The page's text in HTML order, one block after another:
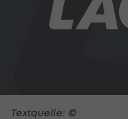
Textquelle: ©